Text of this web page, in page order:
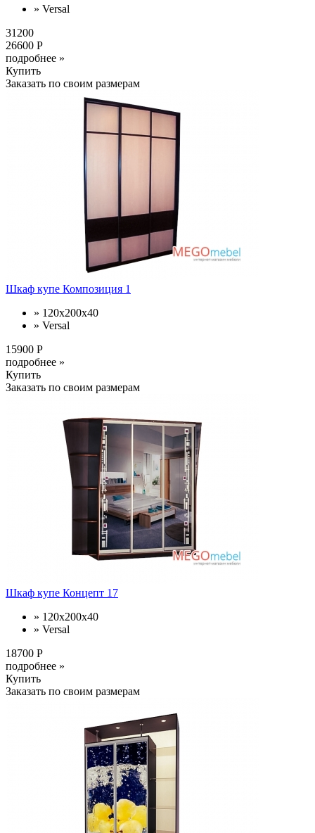
» Versal
31200
26600 Р
подробнее »
Купить
Заказать по своим размерам
Шкаф купе Композиция 1
» 120x200x40
» Versal
15900 Р
подробнее »
Купить
Заказать по своим размерам
Шкаф купе Концепт 17
» 120x200x40
» Versal
18700 Р
подробнее »
Купить
Заказать по своим размерам